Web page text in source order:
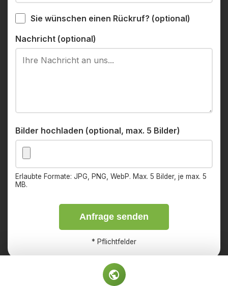
Sie wünschen einen Rückruf? (optional)
Nachricht (optional)
Bilder hochladen (optional, max. 5 Bilder)
Erlaubte Formate: JPG, PNG, WebP. Max. 5 Bilder, je max. 5
MB.
Anfrage senden
* Pflichtfelder